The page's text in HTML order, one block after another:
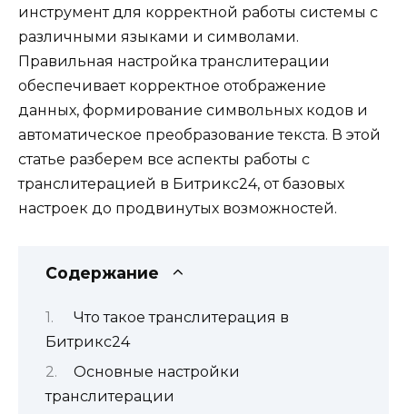
инструмент для корректной работы системы с
различными языками и символами.
Правильная настройка транслитерации
обеспечивает корректное отображение
данных, формирование символьных кодов и
автоматическое преобразование текста. В этой
статье разберем все аспекты работы с
транслитерацией в Битрикс24, от базовых
настроек до продвинутых возможностей.
Содержание
Что такое транслитерация в
Битрикс24
Основные настройки
транслитерации